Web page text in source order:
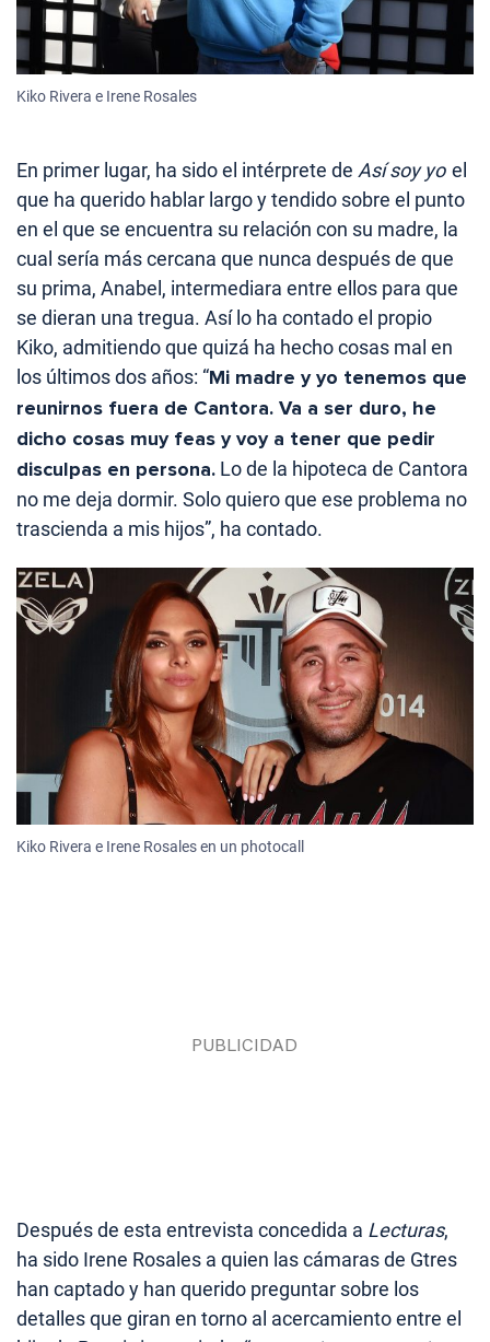
Kiko Rivera e Irene Rosales
En primer lugar, ha sido el intérprete de Así soy yo el
que ha querido hablar largo y tendido sobre el punto
en el que se encuentra su relación con su madre, la
cual sería más cercana que nunca después de que
su prima, Anabel, intermediara entre ellos para que
se dieran una tregua. Así lo ha contado el propio
Kiko, admitiendo que quizá ha hecho cosas mal en
los últimos dos años: “Mi madre y yo tenemos que
reunirnos fuera de Cantora. Va a ser duro, he
dicho cosas muy feas y voy a tener que pedir
disculpas en persona. Lo de la hipoteca de Cantora
no me deja dormir. Solo quiero que ese problema no
trascienda a mis hijos”, ha contado.
Kiko Rivera e Irene Rosales en un photocall
Después de esta entrevista concedida a Lecturas,
ha sido Irene Rosales a quien las cámaras de Gtres
han captado y han querido preguntar sobre los
detalles que giran en torno al acercamiento entre el